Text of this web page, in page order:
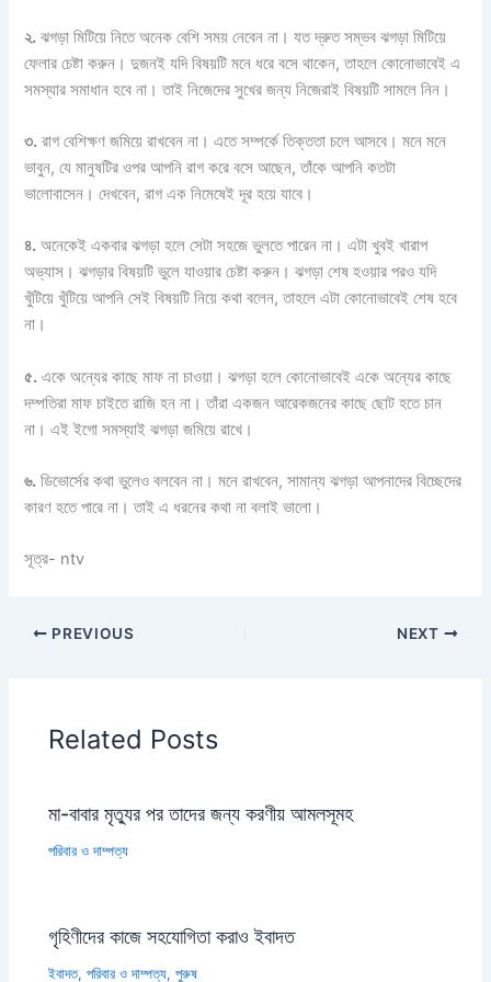
২. ঝগড়া মিটিয়ে নিতে অনেক বেশি সময় নেবেন না। যত দ্রুত সম্ভব ঝগড়া মিটিয়ে
ফেলার চেষ্টা করুন। দুজনই যদি বিষয়টি মনে ধরে বসে থাকেন, তাহলে কোনোভাবেই এ
সমস্যার সমাধান হবে না। তাই নিজেদের সুখের জন্য নিজেরাই বিষয়টি সামলে নিন।
৩. রাগ বেশিক্ষণ জমিয়ে রাখবেন না। এতে সম্পর্কে তিক্ততা চলে আসবে। মনে মনে
ভাবুন, যে মানুষটির ওপর আপনি রাগ করে বসে আছেন, তাঁকে আপনি কতটা
ভালোবাসেন। দেখবেন, রাগ এক নিমেষেই দূর হয়ে যাবে।
৪. অনেকেই একবার ঝগড়া হলে সেটা সহজে ভুলতে পারেন না। এটা খুবই খারাপ
অভ্যাস। ঝগড়ার বিষয়টি ভুলে যাওয়ার চেষ্টা করুন। ঝগড়া শেষ হওয়ার পরও যদি
খুঁটিয়ে খুঁটিয়ে আপনি সেই বিষয়টি নিয়ে কথা বলেন, তাহলে এটা কোনোভাবেই শেষ হবে
না।
৫. একে অন্যের কাছে মাফ না চাওয়া। ঝগড়া হলে কোনোভাবেই একে অন্যের কাছে
দম্পতিরা মাফ চাইতে রাজি হন না। তাঁরা একজন আরেকজনের কাছে ছোট হতে চান
না। এই ইগো সমস্যাই ঝগড়া জমিয়ে রাখে।
৬. ডিভোর্সের কথা ভুলেও বলবেন না। মনে রাখবেন, সামান্য ঝগড়া আপনাদের বিচ্ছেদের
কারণ হতে পারে না। তাই এ ধরনের কথা না বলাই ভালো।
সূত্র- ntv
PREVIOUS NEXT
Related Posts
মা-বাবার মৃত্যুর পর তাদের জন্য করণীয় আমলসূমহ
পরিবার ও দাম্পত্য
গৃহিণীদের কাজে সহযোগিতা করাও ইবাদত
ইবাদত,পরিবার ও দাম্পত্য,পুরুষ